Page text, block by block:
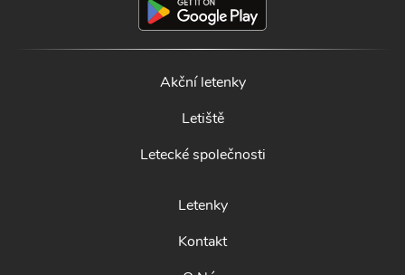
Akční letenky
Letiště
Letecké společnosti
Letenky
Kontakt